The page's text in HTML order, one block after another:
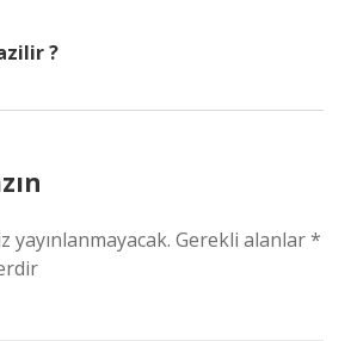
?
yayınlanmayacak. Gerekli alanlar*